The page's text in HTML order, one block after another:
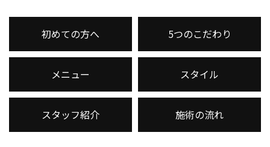
初めての方へ 5つのこだわり
メニュー スタイル
スタッフ紹介 施術の流れ